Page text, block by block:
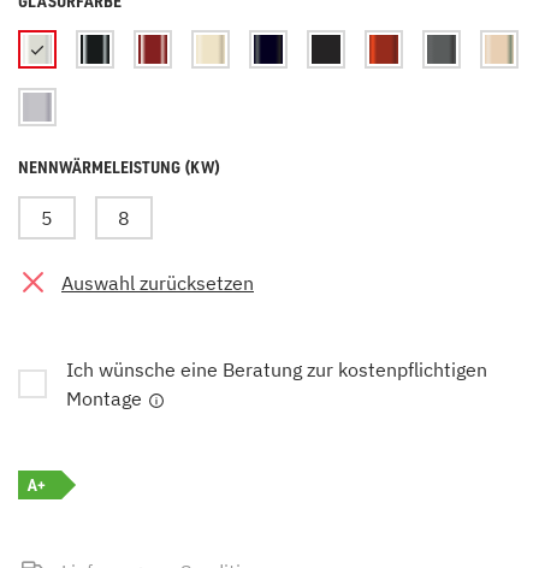
NENNWÄRMELEISTUNG (KW)
5 8
Auswahl zurücksetzen
Ich wünsche eine Beratung zur kostenpflichtigen
Montage
A+